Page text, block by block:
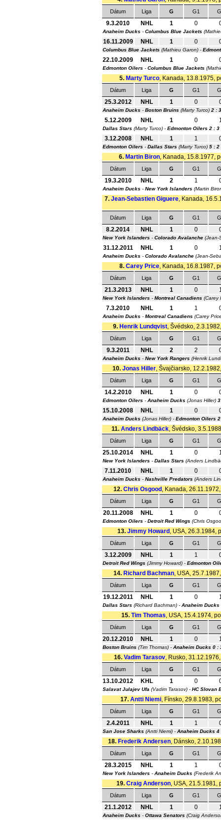
Dátum Liga G G1
9.3.2010 NHL 1 0
Anaheim Ducks - Columbus Blue Jackets
16.11.2009 NHL 1 0
Columbus Blue Jackets (Mathieu Garon) -
22.10.2009 NHL 1 0
Edmonton Oilers - Columbus Blue Jackets
5. Marty Turco, Kanada, 13.8.1975,
Dátum Liga G G1
25.3.2012 NHL 1 0
Anaheim Ducks - Boston Bruins (Marty Turco) 2 : 3
5.12.2009 NHL 1 0
Dallas Stars (Marty Turco) - Edmonton Oilers 2 : 3
3.12.2008 NHL 1 1
Edmonton Oilers - Dallas Stars (Marty Turco) 5 : 2
6. Martin Biron, Kanada, 15.8.1977,
Dátum Liga G G1
19.3.2010 NHL 2 1
Anaheim Ducks - New York Islanders (Martin
7. Jean-Sebastien Giguere, Kanada,
Dátum Liga G G1
8.2.2014 NHL 1 0
New York Islanders - Colorado Avalanche (Jean-
31.12.2011 NHL 1 0
Anaheim Ducks - Colorado Avalanche (Jean-
8. Carey Price, Kanada, 16.8.1987,
Dátum Liga G G1
21.3.2013 NHL 1 0
New York Islanders - Montreal Canadiens (Carey
7.3.2010 NHL 1 1
Anaheim Ducks - Montreal Canadiens (Carey
9. Henrik Lundqvist, Švédsko,
Dátum Liga G G1
9.3.2011 NHL 2 2
Anaheim Ducks - New York Rangers (Henrik
10. Jonas Hiller, Švajčiarsko,
Dátum Liga G G1
14.2.2010 NHL 1 0
Edmonton Oilers - Anaheim Ducks (Jonas Hiller)
15.10.2008 NHL 1 0
Anaheim Ducks (Jonas Hiller) - Edmonton Oilers
11. Anders Lindbäck, Švédsko,
Dátum Liga G G1
25.10.2014 NHL 1 0
New York Islanders - Dallas Stars (Anders
7.11.2010 NHL 1 0
Anaheim Ducks - Nashville Predators (Anders
12. Chris Osgood , Kanada,
Dátum Liga G G1
20.11.2008 NHL 1 0
Edmonton Oilers - Detroit Red Wings (Chris
13. Jimmy Howard , USA, 26.3.1984,
Dátum Liga G G1
3.12.2009 NHL 1 1
Detroit Red Wings (Jimmy Howard) - Edmonton
14. Richard Bachman, USA,
Dátum Liga G G1
19.12.2011 NHL 1 0
Dallas Stars (Richard Bachman) - Anaheim Ducks
15. Tim Thomas, USA, 15.4.1974,
Dátum Liga G G1
20.12.2010 NHL 1 0
Boston Bruins (Tim Thomas) - Anaheim Ducks 0 :
16. Vadim Tarasov, Rusko,
Dátum Liga G G1
13.10.2012 KHL 1 0
Salavat Julajev Ufa (Vadim Tarasov) - HC Slovan
17. Antti Niemi, Fínsko, 29.8.1983,
Dátum Liga G G1
2.4.2011 NHL 1 1
San Jose Sharks (Antti Niemi) - Anaheim Ducks 4
18. Frederik Andersen, Dánsko,
Dátum Liga G G1
28.3.2015 NHL 1 1
New York Islanders - Anaheim Ducks (Frederik
19. Craig Anderson, USA, 21.5.1981,
Dátum Liga G G1
21.1.2012 NHL 1 0
Anaheim Ducks - Ottawa Senators (Craig